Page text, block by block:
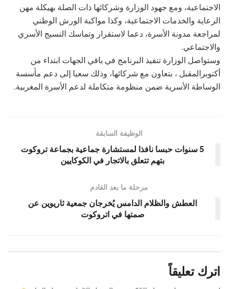
الاجتماعية، ومع جهود الوزارة وشركائها ذات الصلة بهيكلة مهن
الرعاية والخدمات الاجتماعية، وكذا مواكبة الورش الوطني
لمراجعة مدونة الأسرة، دعما لاستقرار وتماسك النسيج الأسري
والاجتماعي.
وستواصل الوزارة تنفيذ البرنامج في باقي الجهات ابتداء من
أكتوبرالمقبل ، بتعاون مع شركائها، وذلك سعيا إلى دعم مأسسة
الوساطة الأسرية ضمن منظومة متكاملة لدعم الأسرة المغربية.
الوظيفة السابقة
5 سنوات حبسا نافذا لمستشارة جماعية بجماعة تروكوت
بتهم تتعلق بالاتجار في الكوكايين
مرحلة ما بعد القادم
العطش والظلام الدامس يُخرجان جمعية ثاريوين عن
صمتها في اتروكوت
اترك تعليقاً